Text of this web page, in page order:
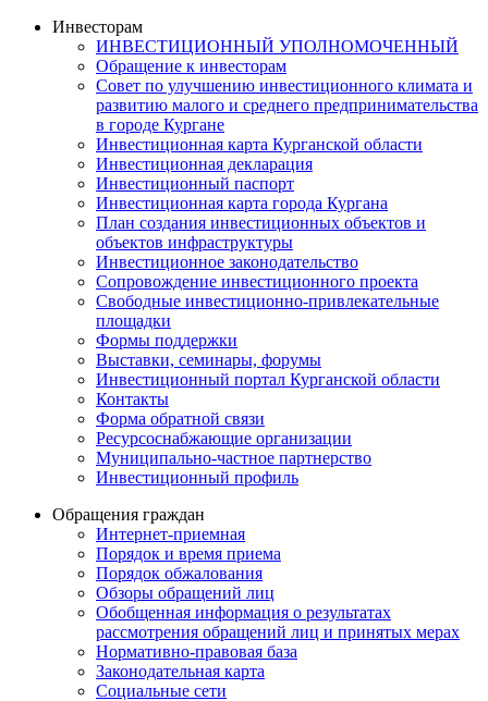
Инвесторам
ИНВЕСТИЦИОННЫЙ УПОЛНОМОЧЕННЫЙ
Обращение к инвесторам
Совет по улучшению инвестиционного климата и
развитию малого и среднего предпринимательства
в городе Кургане
Инвестиционная карта Курганской области
Инвестиционная декларация
Инвестиционный паспорт
Инвестиционная карта города Кургана
План создания инвестиционных объектов и
объектов инфраструктуры
Инвестиционное законодательство
Сопровождение инвестиционного проекта
Свободные инвестиционно-привлекательные
площадки
Формы поддержки
Выставки, семинары, форумы
Инвестиционный портал Курганской области
Контакты
Форма обратной связи
Ресурсоснабжающие организации
Муниципально-частное партнерство
Инвестиционный профиль
Обращения граждан
Интернет-приемная
Порядок и время приема
Порядок обжалования
Обзоры обращений лиц
Обобщенная информация о результатах
рассмотрения обращений лиц и принятых мерах
Нормативно-правовая база
Законодательная карта
Социальные сети